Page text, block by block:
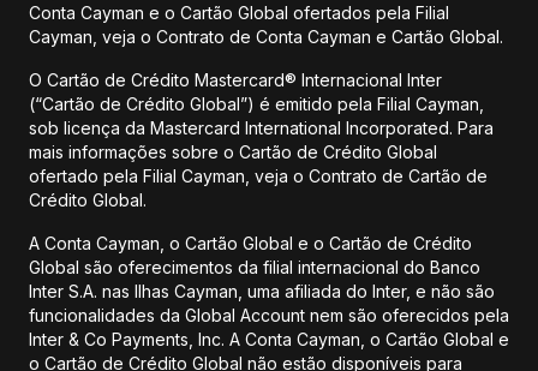
Conta Cayman e o Cartão Global ofertados pela Filial
Cayman, veja o Contrato de Conta Cayman e Cartão Global.
O Cartão de Crédito Mastercard® Internacional Inter
(“Cartão de Crédito Global”) é emitido pela Filial Cayman,
sob licença da Mastercard International Incorporated. Para
mais informações sobre o Cartão de Crédito Global
ofertado pela Filial Cayman, veja o Contrato de Cartão de
Crédito Global.
A Conta Cayman, o Cartão Global e o Cartão de Crédito
Global são oferecimentos da filial internacional do Banco
Inter S.A. nas Ilhas Cayman, uma afiliada do Inter, e não são
funcionalidades da Global Account nem são oferecidos pela
Inter & Co Payments, Inc. A Conta Cayman, o Cartão Global e
o Cartão de Crédito Global não estão disponíveis para